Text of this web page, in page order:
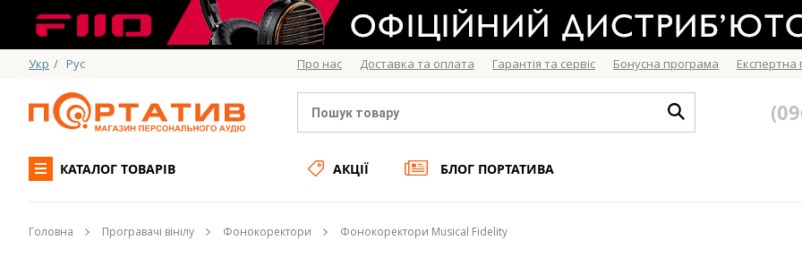
Укр / Рус Про нас Доставка та оплата Гарантія та сервіс Бонусна програма Експертна
КАТАЛОГ ТОВАРІВ АКЦІЇ БЛОГ ПОРТАТИВА
Головна Програвачі вінілу Фонокоректори Фонокоректори Musical Fidelity